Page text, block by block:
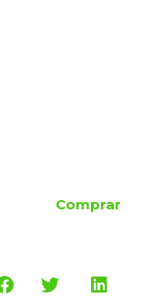
Comprar